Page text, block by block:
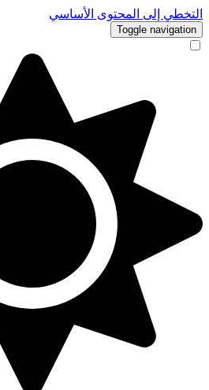
التخطي إلى المحتوى الأساسي
Toggle navigation